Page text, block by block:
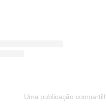
Uma publicação